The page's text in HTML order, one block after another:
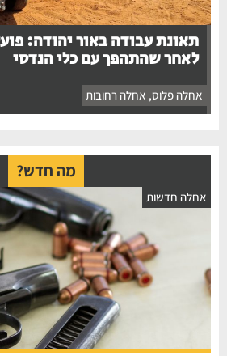
תאונת עבודה באור יהודה:
לאחר שהתהפך עם כלי הנדסי
אחלה פלוס, אחלה רחובות
מה חדש?
אחלה חדשות